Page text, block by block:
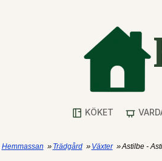
KÖKET
Hemmassan » Trädgård » Växter »Astilbe -